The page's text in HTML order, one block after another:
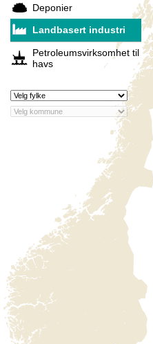
Deponier
Landbasert industri
Petroleumsvirksomhet til
havs